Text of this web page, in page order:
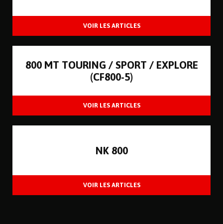
800 MT TOURING / SPORT / EXPLORE
(CF800-5)
NK 800